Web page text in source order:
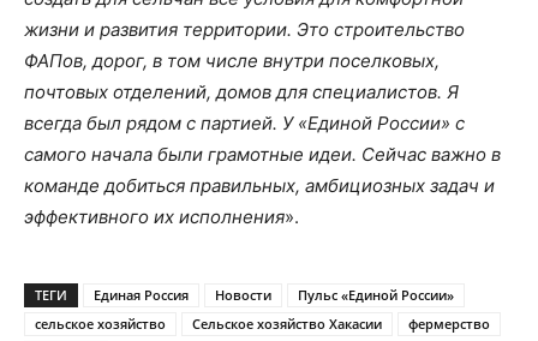
жизни и развития территории. Это строительство
ФАПов, дорог, в том числе внутри поселковых,
почтовых отделений, домов для специалистов. Я
всегда был рядом с партией. У «Единой России» с
самого начала были грамотные идеи. Сейчас важно в
команде добиться правильных, амбициозных задач и
эффективного их исполнения».
ТЕГИ Единая Россия Новости
Пульс «Единой России»
сельское хозяйство
Сельское хозяйство Хакасии
фермерство